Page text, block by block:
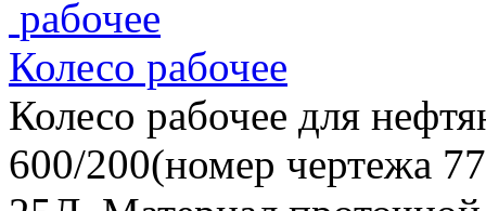
Колесо рабочее
Колесо рабочее для
600/200(номер чертежа